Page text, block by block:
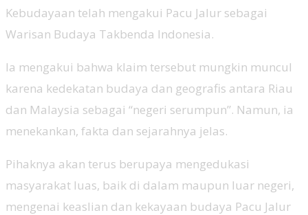
Kebudayaan telah mengakui Pacu Jalur sebagai
Warisan Budaya Takbenda Indonesia.
Ia mengakui bahwa klaim tersebut mungkin muncul
karena kedekatan budaya dan geografis antara Riau
dan Malaysia sebagai “negeri serumpun”. Namun, ia
menekankan, fakta dan sejarahnya jelas.
Pihaknya akan terus berupaya mengedukasi
masyarakat luas, baik di dalam maupun luar negeri,
mengenai keaslian dan kekayaan budaya Pacu Jalur